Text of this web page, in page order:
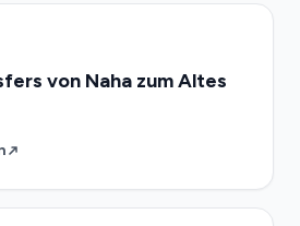
von Naha zum Altes